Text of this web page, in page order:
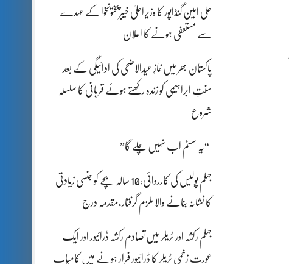
علی امین گنڈاپور کا وزیراعلیٰ خیبرپختونخوا کے عہدے
سے مستعفی ہونے کا اعلان
پاکستان بھر میں نمازِ عیدالاضحی کی ادائیگی کے بعد
سنتِ ابراہیمی کو زندہ رکھتے ہوئے قربانی کا سلسلہ
شروع
“یہ سسٹم اب نہیں چلے گا”
جہلم پولیس کی کارروائی،10 سالہ بچے کو جنسی زیادتی
کا نشانہ بنانے والا ملزم گرفتار،مقدمہ درج
جہلم رکشہ اور ٹریلر میں تصادم رکشہ ڈرائیور اور ایک
عورت زخمی ٹریلر کا ڈرائیور فرار ہونے میں کامیاب